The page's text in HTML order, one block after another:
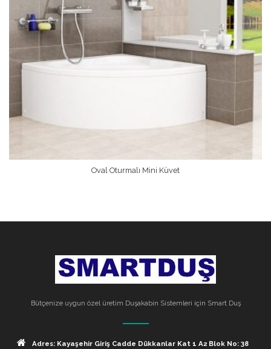
Oval Oturmalı Mini Küvet
Devamını Oku
Bütçenize uygun özel üretim Duşakabin Sistemleri için Smart Duş
Adres: Kayaşehir Giriş Cadde Dükkanlar Kat 1 A2 Blok No: 38